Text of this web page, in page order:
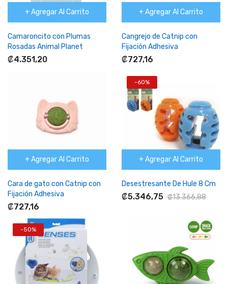
+ Agregar Al Carrito
Camaroncito con Plumas
Rosadas Animal Planet
₡4.351,20
+ Agregar Al Carrito
Cangrejo de Catnip con
Fijación Adhesiva
₡727,16
+ Agregar Al Carrito
Cara de gato con Catnip con
Fijación Adhesiva
₡727,16
-60%
+ Agregar Al Carrito
Desestresante De Hule 8 Cm
₡5.346,75 ₡13.366,88
-50%